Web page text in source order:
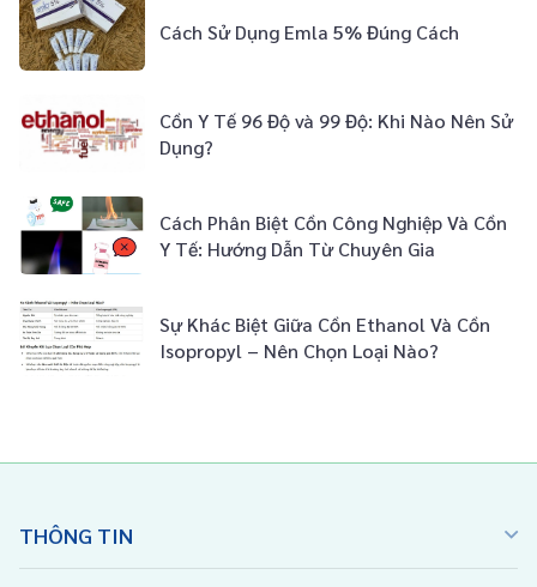
Cách Sử Dụng Emla 5% Đúng Cách
Cồn Y Tế 96 Độ và 99 Độ: Khi Nào Nên Sử
Dụng?
Cách Phân Biệt Cồn Công Nghiệp Và Cồn
Y Tế: Hướng Dẫn Từ Chuyên Gia
Sự Khác Biệt Giữa Cồn Ethanol Và Cồn
Isopropyl – Nên Chọn Loại Nào?
THÔNG TIN